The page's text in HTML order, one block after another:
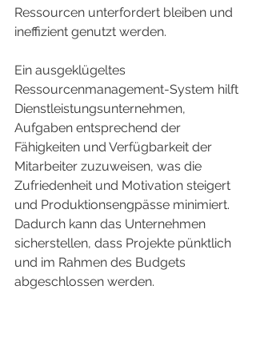
Ressourcen unterfordert bleiben und
ineffizient genutzt werden.
Ein ausgeklügeltes
Ressourcenmanagement-System hilft
Dienstleistungsunternehmen,
Aufgaben entsprechend der
Fähigkeiten und Verfügbarkeit der
Mitarbeiter zuzuweisen, was die
Zufriedenheit und Motivation steigert
und Produktionsengpässe minimiert.
Dadurch kann das Unternehmen
sicherstellen, dass Projekte pünktlich
und im Rahmen des Budgets
abgeschlossen werden.